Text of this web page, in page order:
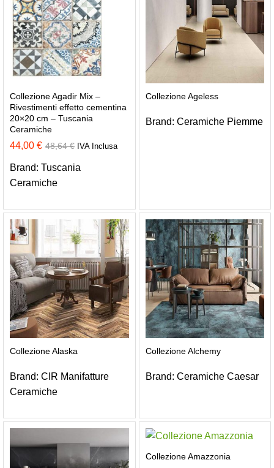
Collezione Agadir Mix –
Rivestimenti effetto cementina
20×20 cm – Tuscania
Ceramiche
44,00 € 48,64€ IVA Inclusa
Brand: Tuscania
Ceramiche
Collezione Ageless
Brand: Ceramiche Piemme
Collezione Alaska
Brand: CIR Manifatture
Ceramiche
Collezione Alchemy
Brand: Ceramiche Caesar
Collezione Amazzonia